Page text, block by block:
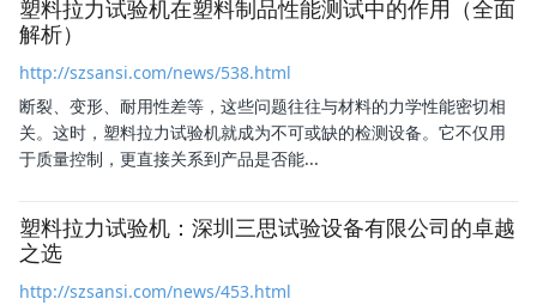
塑料拉力试验机在塑料制品性能测试中的作用（全面
解析）
http://szsansi.com/news/538.html
断裂、变形、耐用性差等，这些问题往往与材料的力学性能密切相
关。这时， 塑料拉力试验机就成为不可或缺的检测设备。它不仅用
于质量控制，更直接关系到产品是否能...
塑料拉力试验机：深圳三思试验设备有限公司的卓越
之选
http://szsansi.com/news/453.html